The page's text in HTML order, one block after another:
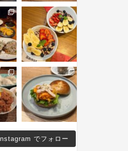
Instagram でフォロー